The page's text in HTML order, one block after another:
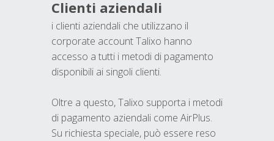
Clienti aziendali
i clienti aziendali che utilizzano il
corporate account Talixo hanno
accesso a tutti i metodi di pagamento
disponibili ai singoli clienti.
Oltre a questo, Talixo supporta i metodi
di pagamento aziendali come AirPlus.
Su richiesta speciale, può essere reso